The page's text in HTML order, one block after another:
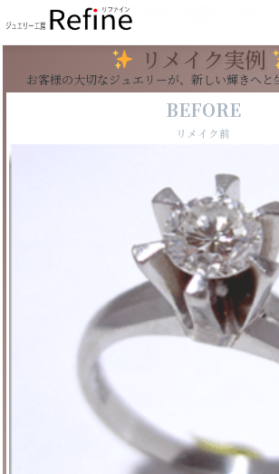
【実例369】昔の婚約指輪に誕生
リメイク実例
お客様の大切なジュエリーが、新しい輝きへと
BEFORE
リメイク前